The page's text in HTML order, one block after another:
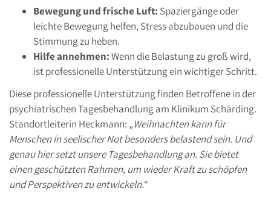
Bewegung und frische Luft: Spaziergänge oder
leichte Bewegung helfen, Stress abzubauen und die
Stimmung zu heben.
Hilfe annehmen:Wenn die Belastung zu groß wird,
ist professionelle Unterstützung ein wichtiger Schritt.
Diese professionelle Unterstützung finden Betroffene in der
psychiatrischen Tagesbehandlung am Klinikum Schärding.
Standortleiterin Heckmann: „Weihnachten kann für
Menschen in seelischer Not besonders belastend sein. Und
genau hier setzt unsere Tagesbehandlung an. Sie bietet
einen geschützten Rahmen, um wieder Kraft zu schöpfen
und Perspektiven zu entwickeln.“